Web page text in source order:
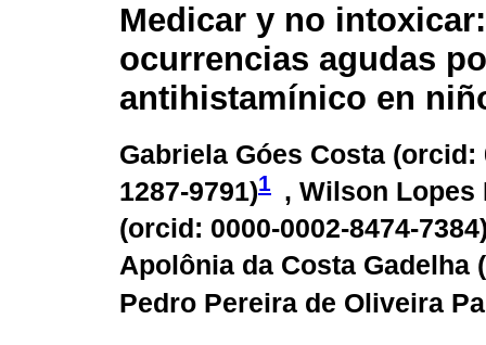
Medicar y no intoxicar:
ocurrencias agudas
antihistamínico en
Gabriela Góes Costa (orcid:
1287-9791)1 , Wilson Lopes
(orcid: 0000-0002-8474-7384
Apolônia da Costa Gadelha (
Pedro Pereira de Oliveira